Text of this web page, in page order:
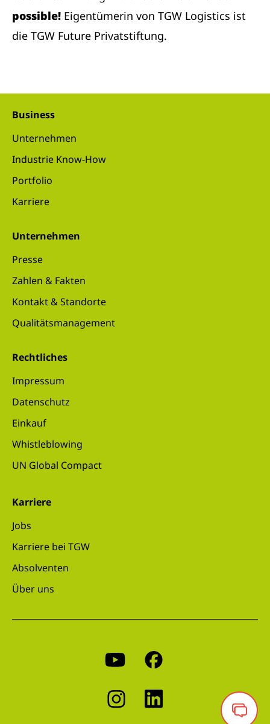
possible! Eigentümerin von TGW Logistics ist
die TGW Future Privatstiftung.
Business
Unternehmen
Industrie Know-How
Portfolio
Karriere
Unternehmen
Presse
Zahlen & Fakten
Kontakt & Standorte
Qualitätsmanagement
Rechtliches
Impressum
Datenschutz
Einkauf
Whistleblowing
UN Global Compact
Karriere
Jobs
Karriere bei TGW
Absolventen
Über uns